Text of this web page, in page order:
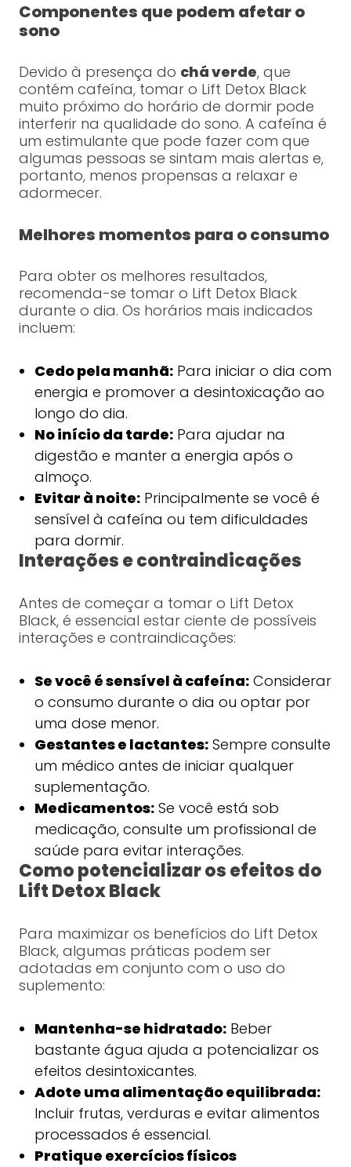
Componentes que podem afetar o
sono
Devido à presença do chá verde, que
contém cafeína, tomar o Lift Detox Black
muito próximo do horário de dormir pode
interferir na qualidade do sono. A cafeína é
um estimulante que pode fazer com que
algumas pessoas se sintam mais alertas e,
portanto, menos propensas a relaxar e
adormecer.
Melhores momentos para o consumo
Para obter os melhores resultados,
recomenda-se tomar o Lift Detox Black
durante o dia. Os horários mais indicados
incluem:
Cedo pela manhã:Para iniciar o dia com
energia e promover a desintoxicação ao
longo do dia.
No início da tarde:Para ajudar na
digestão e manter a energia após o
almoço.
Evitar à noite:Principalmente se você é
sensível à cafeína ou tem dificuldades
para dormir.
Interações e contraindicações
Antes de começar a tomar o Lift Detox
Black, é essencial estar ciente de possíveis
interações e contraindicações:
Se você é sensível à cafeína:Considerar
o consumo durante o dia ou optar por
uma dose menor.
Gestantes e lactantes:Sempre consulte
um médico antes de iniciar qualquer
suplementação.
Medicamentos:Se você está sob
medicação, consulte um profissional de
saúde para evitar interações.
Como potencializar os efeitos do
Lift Detox Black
Para maximizar os benefícios do Lift Detox
Black, algumas práticas podem ser
adotadas em conjunto com o uso do
suplemento:
Mantenha-se hidratado:Beber
bastante água ajuda a potencializar os
efeitos desintoxicantes.
Adote uma alimentação equilibrada:
Incluir frutas, verduras e evitar alimentos
processados é essencial.
Pratique exercícios físicos